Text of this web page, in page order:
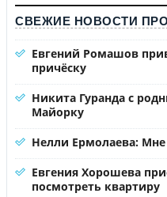
СВЕЖИЕ НОВОСТИ
Евгений Ромашов
причёску
Никита Гуранда с
Майорку
Нелли Ермолаева:
Евгения Хорошева
посмотреть квартиру